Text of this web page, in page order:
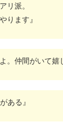
リ派。
ります』
。仲間がいて嬉
ある』